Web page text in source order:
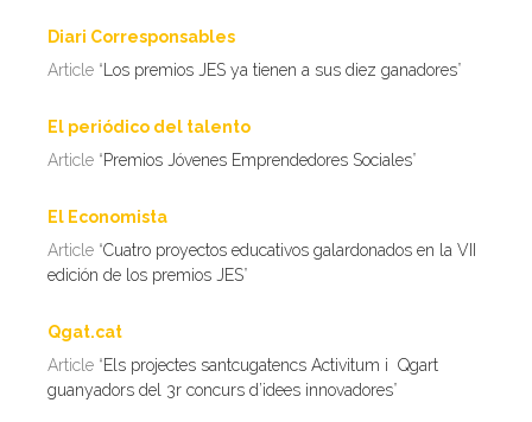
Diari Corresponsables
Article “Los premios JES ya tienen a sus diez ganadores”
El periódico del talento
Article “Premios Jóvenes Emprendedores Sociales”
El Economista
Article “Cuatro proyectos educativos galardonados en la VII
edición de los premios JES”
Qgat.cat
Article “Els projectes santcugatencs Activitum i Qgart
guanyadors del 3r concurs d’idees innovadores”